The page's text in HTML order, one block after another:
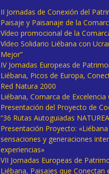
II Jornadas de Conexión del
Paisaje y Paisanaje de la
Vídeo promocional de la
Vídeo Solidario Liébana con
Mejor”
IV Jornadas Europeas de
Liébana, Picos de Europa,
Red Natura 2000
Liébana, Comarca de
Presentación del Proyecto de
“36 Rutas Autoguiadas
Presentación Proyecto:
sensaciones y generaciones
experiencias»
VII Jornadas Europeas de
Liébana, Paisajes que Conectan